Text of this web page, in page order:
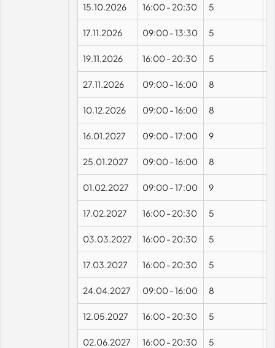
15.10.2026 16:00- 20:30 5
17.11.2026 09:00-13:30 5
19.11.2026 16:00- 20:30 5
27.11.2026 09:00-16:00 8
10.12.2026 09:00-16:00 8
16.01.2027 09:00-17:00 9
25.01.2027 09:00-16:00 8
01.02.2027 09:00-17:00 9
17.02.2027 16:00- 20:30 5
03.03.2027 16:00- 20:30 5
17.03.2027 16:00- 20:30 5
24.04.2027 09:00-16:00 8
12.05.2027 16:00- 20:30 5
02.06.2027 16:00- 20:30 5